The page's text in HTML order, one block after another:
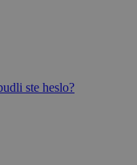
ste heslo?